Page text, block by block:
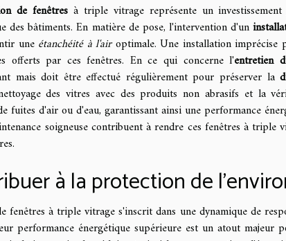
de fenêtresà triple vitrage représente un
des bâtiments. En matière de pose, l'intervention d'un
une étanchéité à l'airoptimale. Une installation imprécise
offerts par ces fenêtres. En ce qui concerne l'entretien
mais doit être effectué régulièrement pour préserver la
des vitres avec des produits non abrasifs et la
fuites d'air ou d'eau, garantissant ainsi une performance
soigneuse contribuent à rendre ces fenêtres à
à la protection de
fenêtres à triple vitrage s'inscrit dans une dynamique de
performance énergétique supérieure est un atout majeur